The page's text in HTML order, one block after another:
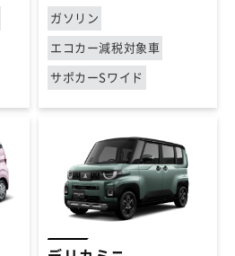
ガソリン
エコカー減税対象車
サポカーSワイド